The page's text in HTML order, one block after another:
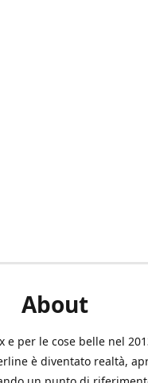
About
e per le cose belle nel
è diventato realtà,